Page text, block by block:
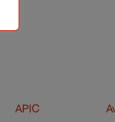
APIC